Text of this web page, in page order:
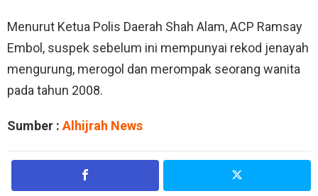
Menurut Ketua Polis Daerah Shah Alam, ACP Ramsay
Embol, suspek sebelum ini mempunyai rekod jenayah
mengurung, merogol dan merompak seorang wanita
pada tahun 2008.
Sumber : Alhijrah News